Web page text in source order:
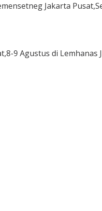
Jakarta
9 Agustus di Lemhanas